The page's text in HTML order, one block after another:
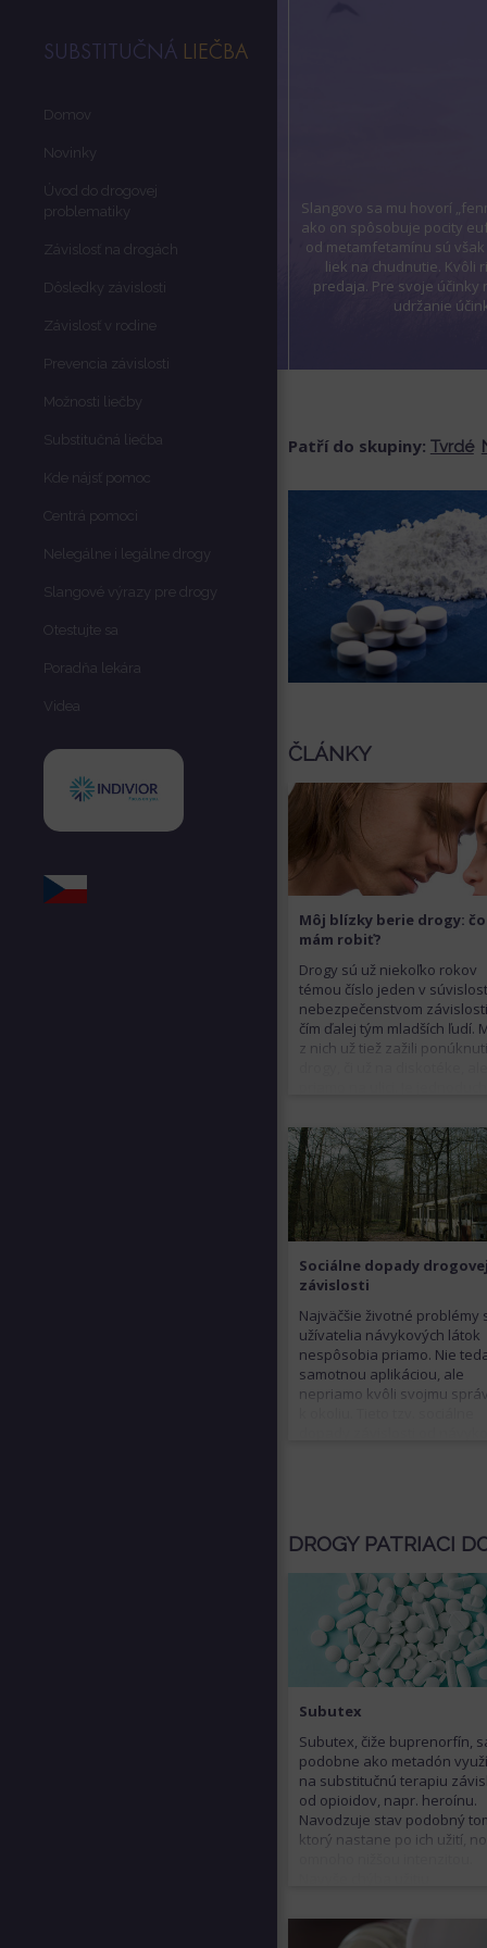
SUBSTITUČNÁ LIEČBA
Domov
Novinky
Úvod do drogovej
problematiky
Závislosť na drogách
Dôsledky závislosti
Závislosť v rodine
Prevencia závislosti
Možnosti liečby
Substitučná liečba
Kde nájsť pomoc
Centrá pomoci
Nelegálne i legálne drogy
Slangové výrazy pre drogy
Otestujte sa
Poradňa lekára
Videa
Slangovo sa mu hovorí
ako on spôsobuje pocity
od metamfetamínu sú
liek na chudnutie. Kvôli
predaja. Pre svoje
udržanie
Patří do skupiny: Tvrdé
ČLÁNKY
Môj blízky berie drogy: čo
mám robiť?
Drogy sú už niekoľko rokov
témou číslo jeden v
nebezpečenstvom
čím ďalej tým mladších ľudí.
z nich už tiež zažili
vašom okolí sa môže nájsť
kto nejaké návykové látky
Čo však robiť v prípade, že
človek zistí?
Sociálne dopady
závislosti
Najväčšie životné problémy
užívatelia návykových látok
nespôsobia priamo. Nie
samotnou aplikáciou, ale
nepriamo kvôli svojmu
DROGY PATRIACI
Subutex
Subutex, čiže buprenorfín,
podobne ako metadón
na substitučnú terapiu
od opioidov, napr. heroínu.
Navodzuje stav podobný
ktorý nastane po ich užití,
krátko trvajúci intenzívny
jeho aplikácii. Subutex sa